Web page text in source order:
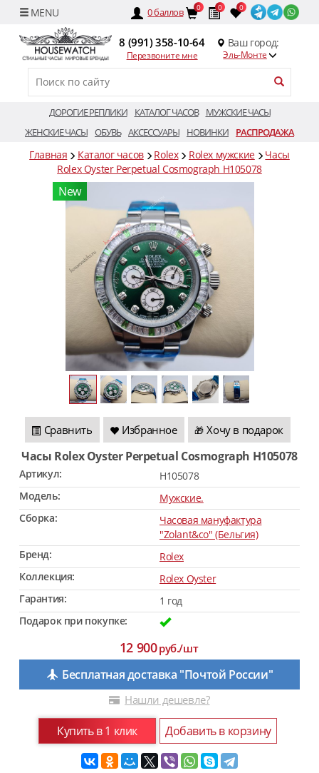
0баллов 0 0 0
8 (991) 358-10-64
Перезвоните мне
Ваш город:
Эль-Монте
ДОРОГИЕ РЕПЛИКИ КАТАЛОГ ЧАСОВ
МУЖСКИЕ ЧАСЫ
ЖЕНСКИЕ ЧАСЫ ОБУВЬ АКСЕССУАРЫ НОВИНКИ РАСПРОДАЖА
Главная Каталог часов Rolex Rolex мужские
Часы
Rolex Oyster Perpetual Cosmograph H105078
New
Сравнить Избранное 🎁 Хочу в подарок
Часы Rolex Oyster Perpetual Cosmograph H105078
Артикул:
H105078
Модель:
Мужские.
Сборка:
Часовая мануфактура
"Zolant&co" (Бельгия)
Бренд:
Rolex
Коллекция:
Rolex Oyster
Гарантия:
1 год
Подарок при покупке:
12 900руб./шт
Бесплатная доставка "Почтой России"
Нашли дешевле?
Купить в 1 клик Добавить в корзину